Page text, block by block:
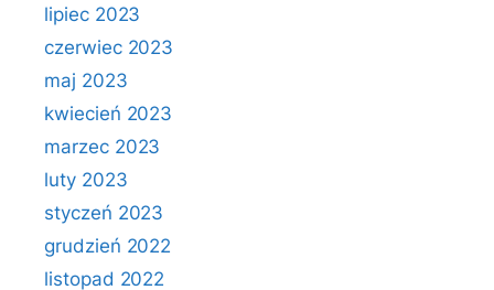
lipiec 2023
czerwiec 2023
maj 2023
kwiecień 2023
marzec 2023
luty 2023
styczeń 2023
grudzień 2022
listopad 2022